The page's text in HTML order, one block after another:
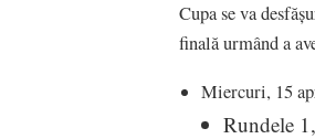
Cupa se va
finală urmând a
Miercuri, 15
Rundele